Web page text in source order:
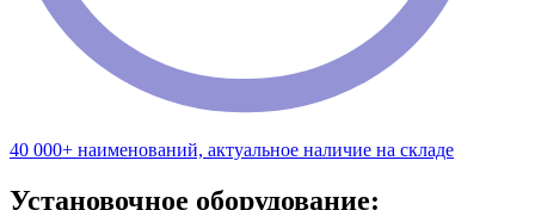
40 000+ наименований, актуальное наличие на складе
Установочное оборудование: